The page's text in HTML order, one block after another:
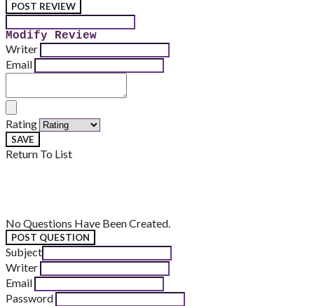
POST REVIEW
Modify Review
Writer
Email
Rating
SAVE
Return To List
No Questions Have Been Created.
POST QUESTION
Subject
Writer
Email
Password